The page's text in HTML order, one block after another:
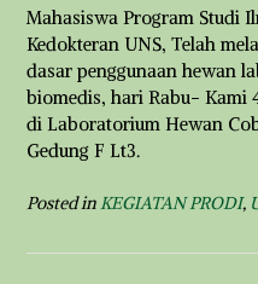
Mahasiswa Program Studi
Kedokteran UNS, Telah
dasar penggunaan hewan
biomedis, hari Rabu- Kami
di Laboratorium Hewan
Gedung F Lt3.
Posted inKEGIATAN PRODI,